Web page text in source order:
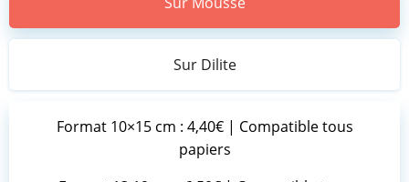
Sur Dilite
Format 10×15 cm : 4,40€ | Compatible tous
papiers